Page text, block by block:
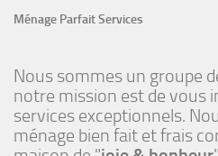
Ménage Parfait Services
Nous sommes un groupe
notre mission est de vous
services exceptionnels.
ménage bien fait et frais